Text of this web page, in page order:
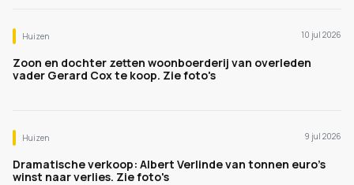
Huizen 10 jul 2026
Zoon en dochter zetten woonboerderij van overleden
vader Gerard Cox te koop. Zie foto's
Huizen 9 jul 2026
Dramatische verkoop: Albert Verlinde van tonnen euro's
winst naar verlies. Zie foto's